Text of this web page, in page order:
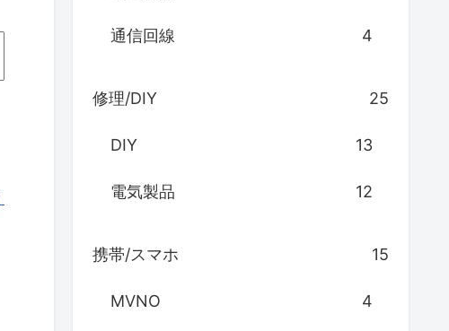
通信回線 4
修理/DIY 25
DIY 13
電気製品 12
携帯/スマホ 15
MVNO 4